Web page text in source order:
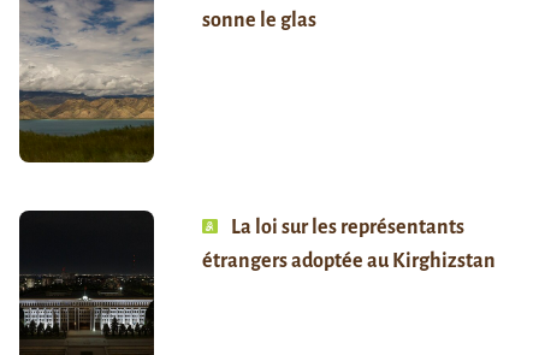
sonne le glas
La loi sur les représentants
étrangers adoptée au Kirghizstan